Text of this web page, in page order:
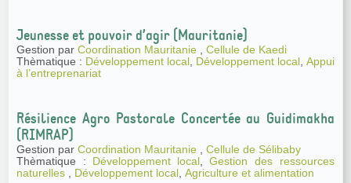
Jeunesse et pouvoir d’agir (Mauritanie)
Gestion par Coordination Mauritanie
Cellule de Kaedi
Thèmatique : Développement local Développement local Appui
à l’entreprenariat
Résilience Agro Pastorale Concertée au Guidimakha
(RIMRAP)
Gestion par Coordination Mauritanie
Cellule de Sélibaby
Thèmatique : Développement local
Gestion des ressources
naturelles
Développement local Agriculture et alimentation